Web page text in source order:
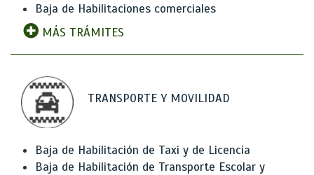
Baja de Habilitaciones comerciales
MÁS TRÁMITES
TRANSPORTE Y MOVILIDAD
Baja de Habilitación de Taxi y de Licencia
Baja de Habilitación de Transporte Escolar y